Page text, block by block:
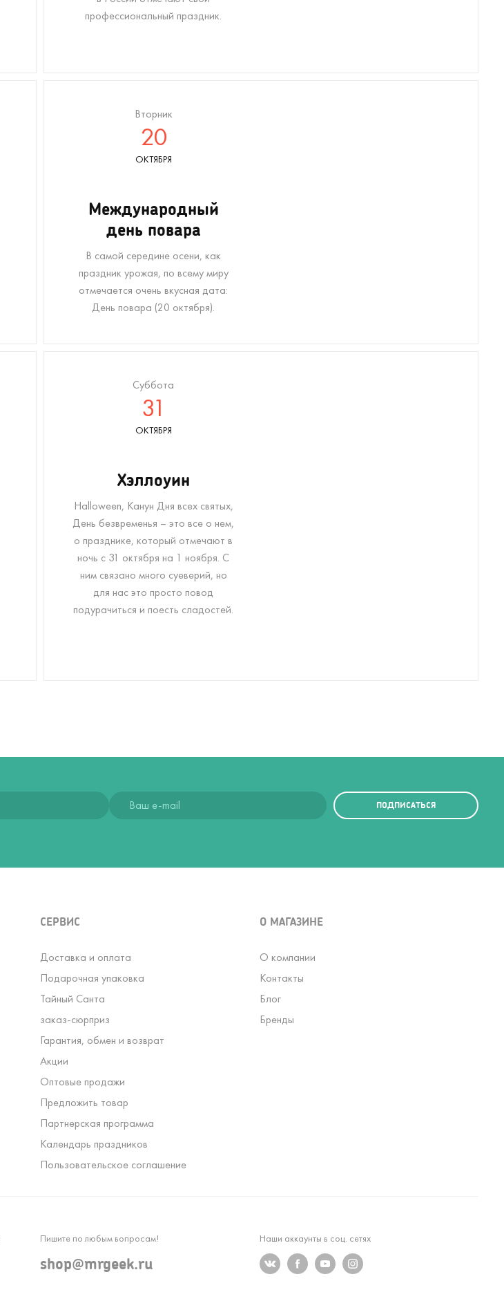
профессиональный праздник.
Вторник
20
ОКТЯБРЯ
Международный
день повара
В самой середине осени, как
праздник урожая, по всему миру
отмечается очень вкусная дата:
День повара (20 октября).
Суббота
31
ОКТЯБРЯ
Хэллоуин
Halloween, Канун Дня всех святых,
День безвременья – это все о нем,
о празднике, который отмечают в
ночь с 31 октября на 1 ноября. С
ним связано много суеверий, но
для нас это просто повод
подурачиться и поесть сладостей.
ПОДПИСАТЬСЯ
СЕРВИС
Доставка и оплата
Подарочная упаковка
Тайный Санта
заказ-сюрприз
Гарантия, обмен и возврат
Акции
Оптовые продажи
Предложить товар
Партнерская программа
Календарь праздников
Пользовательское соглашение
О МАГАЗИНЕ
О компании
Контакты
Блог
Бренды
Пишите по любым вопросам!
shop@mrgeek.ru
Наши аккаунты в соц. сетях